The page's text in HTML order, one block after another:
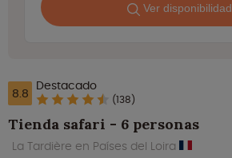
Ver disponibilidad
8.8 Destacado
(138)
Tienda safari - 6 personas
La Tardière en Países del Loira